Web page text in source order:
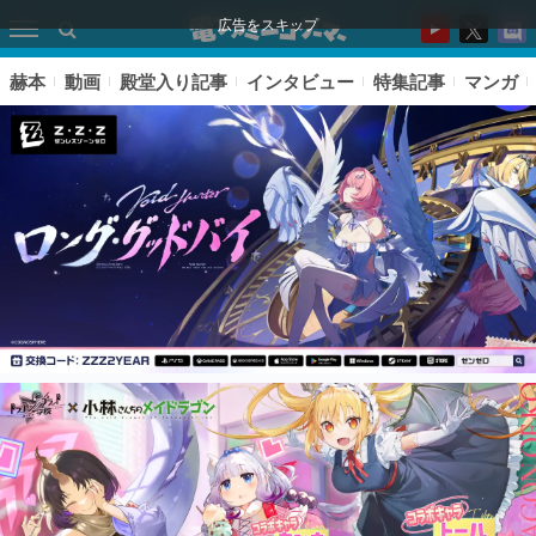
広告をスキップ
ピックアップ
電ファミのいま読まれている記事ランキング
アプリセール情報
赫本 動画 殿堂入り記事 インタビュー 特集記事 マンガ